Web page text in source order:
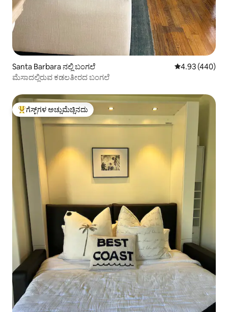
Santa Barbara ನಲ್ಲಿ ಬಂಗಲೆ 5 ರಲ್ಲಿ 4.93
4.93 (440)
ಮೆಸಾದಲ್ಲಿರುವ ಕಡಲತೀರದ ಬಂಗಲೆ
ಗೆಸ್ಟ್‌ಗಳಿಗೆ ಅತಿ ಹೆಚ್ಚು ಅಚ್ಚುಮೆಚ್ಚಿನದು
ಗೆಸ್ಟ್‌ಗಳ ಅಚ್ಚುಮೆಚ್ಚಿನದು